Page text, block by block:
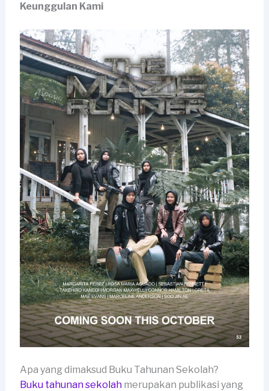
Keunggulan Kami
Apa yang dimaksud Buku Tahunan Sekolah?
Buku tahunan sekolahmerupakan publikasi yang